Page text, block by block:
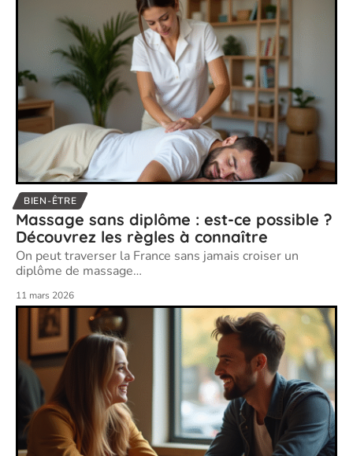
BIEN-ÊTRE
Massage sans diplôme : est-ce possible ?
Découvrez les règles à connaître
On peut traverser la France sans jamais croiser un
diplôme de massage…
11 mars 2026